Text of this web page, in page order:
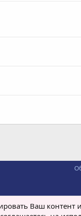
Ваш контент